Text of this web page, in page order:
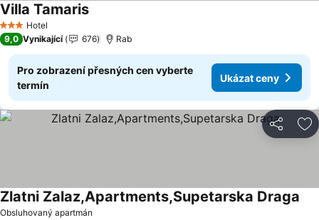
3 Počet hvězdiček
Hotel
Villa TamarisUkázat ceny
9,0 Vynikající 676 Rab
Pro zobrazení přesných cen vyberte
termín
Ukázat ceny
Sdílet
Obsluhovaný apartmán
Zlatni Zalaz,Apartments,Supetarska Draga